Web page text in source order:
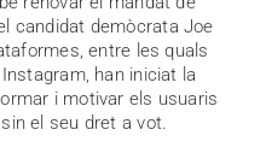
candidat demòcrata Joe
entre les quals
han iniciat la
i motivar els usuaris
el seu dret a vot.